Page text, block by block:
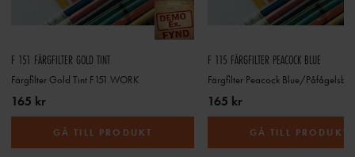
F 151 FÄRGFILTER GOLD TINT
Färgfilter Gold Tint F151 WORK
165 kr
GÅ TILL PRODUKT
F 115 FÄRGFILTER PEACOCK BLUE
Färgfilter Peacock Blue/Påfågelsblå
165 kr
GÅ TILL PRODUKT